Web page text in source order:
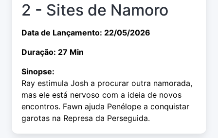
2 - Sites de Namoro
Data de Lançamento: 22/05/2026
Duração: 27 Min
Sinopse:
Ray estimula Josh a procurar outra namorada,
mas ele está nervoso com a ideia de novos
encontros. Fawn ajuda Penélope a conquistar
garotas na Represa da Perseguida.